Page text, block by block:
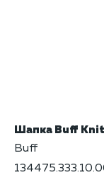
Шапка Buff
Buff